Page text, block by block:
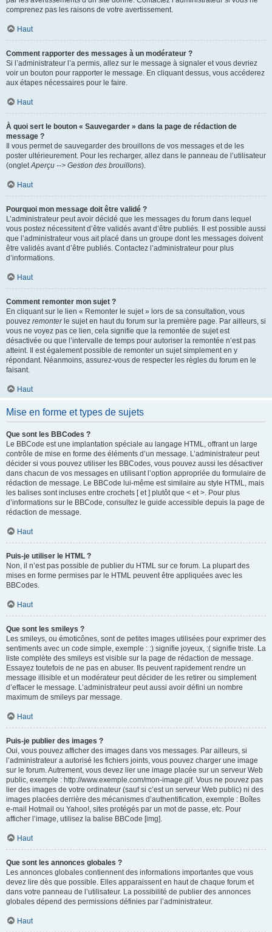
comprenez pas les raisons de votre avertissement.
Haut
Comment rapporter des messages à un modérateur ?
Si l’administrateur l’a permis, allez sur le message à signaler et vous devriez
voir un bouton pour rapporter le message. En cliquant dessus, vous accéderez
aux étapes nécessaires pour le faire.
Haut
À quoi sert le bouton « Sauvegarder » dans la page de rédaction de
message ?
Il vous permet de sauvegarder des brouillons de vos messages et de les
poster ultérieurement. Pour les recharger, allez dans le panneau de l’utilisateur
(ongletAperçu --> Gestion des brouillons).
Haut
Pourquoi mon message doit être validé ?
L’administrateur peut avoir décidé que les messages du forum dans lequel
vous postez nécessitent d’être validés avant d’être publiés. Il est possible aussi
que l’administrateur vous ait placé dans un groupe dont les messages doivent
être validés avant d’être publiés. Contactez l’administrateur pour plus
d’informations.
Haut
Comment remonter mon sujet ?
En cliquant sur le lien « Remonter le sujet » lors de sa consultation, vous
pouvez remonterle sujet en haut du forum sur la première page. Par ailleurs, si
vous ne voyez pas ce lien, cela signifie que la remontée de sujet est
désactivée ou que l’intervalle de temps pour autoriser la remontée n’est pas
atteint. Il est également possible de remonter un sujet simplement en y
répondant. Néanmoins, assurez-vous de respecter les règles du forum en le
faisant.
Haut
Mise en forme et types de sujets
Que sont les BBCodes ?
Le BBCode est une implantation spéciale au langage HTML, offrant un large
contrôle de mise en forme des éléments d’un message. L’administrateur peut
décider si vous pouvez utiliser les BBCodes, vous pouvez aussi les désactiver
dans chacun de vos messages en utilisant l’option appropriée du formulaire de
rédaction de message. Le BBCode lui-même est similaire au style HTML, mais
les balises sont incluses entre crochets [ et ] plutôt que < et >. Pour plus
d’informations sur le BBCode, consultez le guide accessible depuis la page de
rédaction de message.
Haut
Puis-je utiliser le HTML ?
Non, il n’est pas possible de publier du HTML sur ce forum. La plupart des
mises en forme permises par le HTML peuvent être appliquées avec les
BBCodes.
Haut
Que sont les smileys ?
Les smileys, ou émoticônes, sont de petites images utilisées pour exprimer des
sentiments avec un code simple, exemple : :) signifie joyeux, :( signifie triste. La
liste complète des smileys est visible sur la page de rédaction de message.
Essayez toutefois de ne pas en abuser. Ils peuvent rapidement rendre un
message illisible et un modérateur peut décider de les retirer ou simplement
d’effacer le message. L’administrateur peut aussi avoir défini un nombre
maximum de smileys par message.
Haut
Puis-je publier des images ?
Oui, vous pouvez afficher des images dans vos messages. Par ailleurs, si
l’administrateur a autorisé les fichiers joints, vous pouvez charger une image
sur le forum. Autrement, vous devez lier une image placée sur un serveur Web
public, exemple : http://www.exemple.com/mon-image.gif. Vous ne pouvez pas
lier des images de votre ordinateur (sauf si c’est un serveur Web public) ni des
images placées derrière des mécanismes d’authentification, exemple : Boîtes
e-mail Hotmail ou Yahoo!, sites protégés par un mot de passe, etc. Pour
afficher l’image, utilisez la balise BBCode [img].
Haut
Que sont les annonces globales ?
Les annonces globales contiennent des informations importantes que vous
devez lire dès que possible. Elles apparaissent en haut de chaque forum et
dans votre panneau de l’utilisateur. La possibilité de publier des annonces
globales dépend des permissions définies par l’administrateur.
Haut